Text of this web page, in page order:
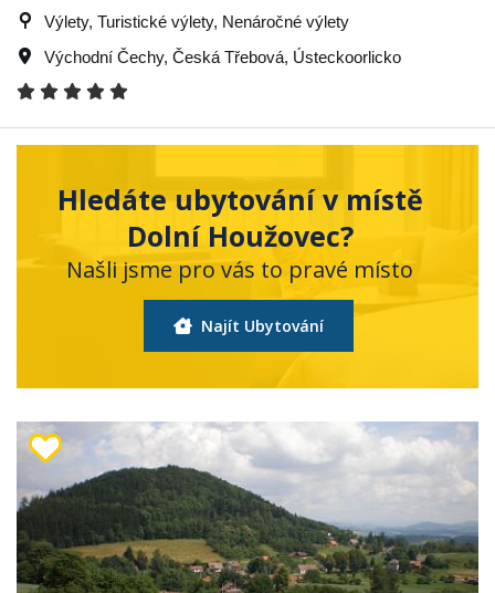
Výlety, Turistické výlety, Nenáročné výlety
Východní Čechy, Česká Třebová, Ústeckoorlicko
Hledáte ubytování v místě
Dolní Houžovec?
Našli jsme pro vás to pravé místo
Najít Ubytování